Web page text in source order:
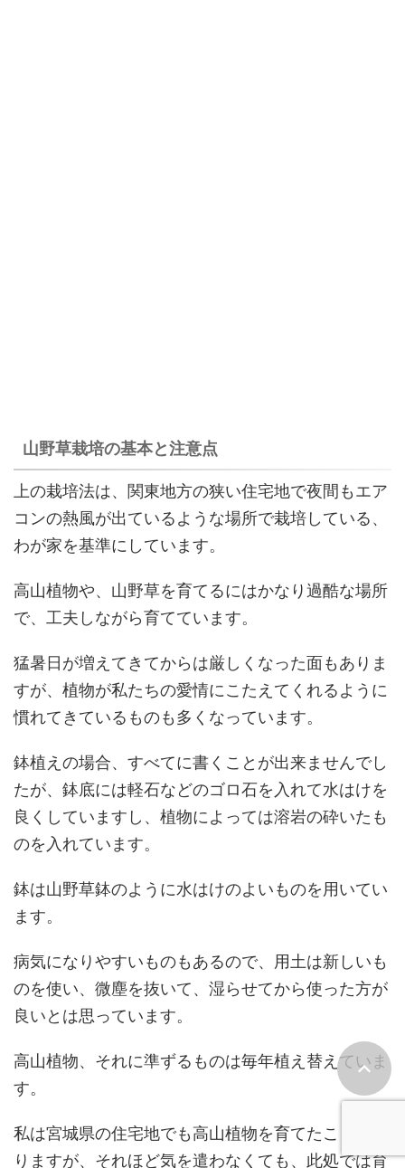
山野草栽培の基本と注意点
上の栽培法は、関東地方の狭い住宅地で夜間もエア
コンの熱風が出ているような場所で栽培している、
わが家を基準にしています。
高山植物や、山野草を育てるにはかなり過酷な場所
で、工夫しながら育てています。
猛暑日が増えてきてからは厳しくなった面もありま
すが、植物が私たちの愛情にこたえてくれるように
慣れてきているものも多くなっています。
鉢植えの場合、すべてに書くことが出来ませんでし
たが、鉢底には軽石などのゴロ石を入れて水はけを
良くしていますし、植物によっては溶岩の砕いたも
のを入れています。
鉢は山野草鉢のように水はけのよいものを用いてい
ます。
病気になりやすいものもあるので、用土は新しいも
のを使い、微塵を抜いて、湿らせてから使った方が
良いとは思っています。
高山植物、それに準ずるものは毎年植え替えていま
す。
私は宮城県の住宅地でも高山植物を育てたことがあ
りますが、それほど気を遣わなくても、此処では育